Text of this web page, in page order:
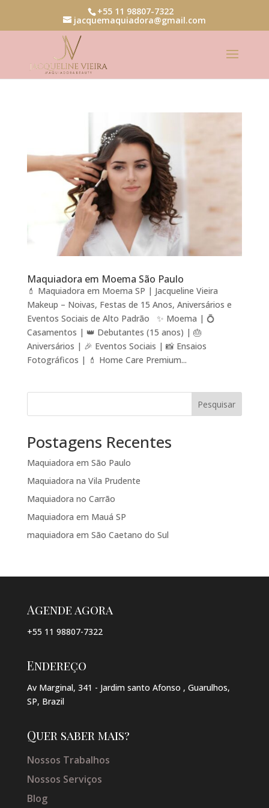
+55 11 98807-7322
jacquemaquiadora@gmail.com
Maquiadora em Moema São Paulo
💄 Maquiadora em Moema SP | Jacqueline Vieira
Makeup – Noivas, Festas de 15 Anos, Aniversários e
Eventos Sociais de Alto Padrão ✨ Moema | 💍
Casamentos | 👑 Debutantes (15 anos) | 🎂
Aniversários | 🎉 Eventos Sociais | 📸 Ensaios
Fotográficos | 💄 Home Care Premium...
Pesquisar
Postagens Recentes
Maquiadora em São Paulo
Maquiadora na Vila Prudente
Maquiadora no Carrão
Maquiadora em Mauá SP
maquiadora em São Caetano do Sul
Agende agora
+55 11 98807-7322
Endereço
Av Marginal, 341 - Jardim santo Afonso , Guarulhos,
SP, Brazil
Quer saber mais?
Nossos Trabalhos
Nossos Serviços
Blog